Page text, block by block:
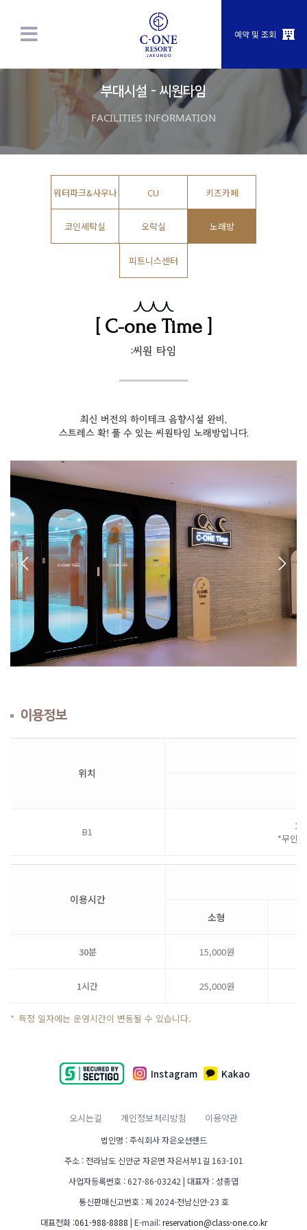
예약 및 조회
부대시설 - 씨원타임
FACILITIES INFORMATION
워터파크&사우나 CU 키즈카페
코인세탁실 오락실 노래방
피트니스센터
[ C-one Time ]
:씨원 타임
최신 버전의 하이테크 음향시설 완비,
스트레스 확! 풀 수 있는 씨원타임 노래방입니다.
Previous Next
이용정보
위치
B1
*무인
이용시간
소형
30분 15,000원
1시간 25,000원
* 특정 일자에는 운영시간이 변동될 수 있습니다.
오시는길 개인정보처리방침 이용약관
법인명 : 주식회사 자은오션랜드
주소 : 전라남도 신안군 자은면 자은서부1길 163-101
사업자등록번호 : 627-86-03242 | 대표자 : 성종엽
통신판매신고번호 : 제 2024-전남신안-23 호
대표전화 :061-988-8888 | E-mail:reservation@class-one.co.kr
Instagram Kakao